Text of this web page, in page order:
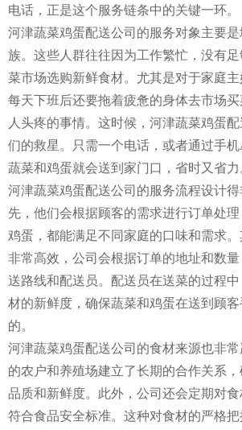
电话，正是这个服务链条中的关键一环。
河津蔬菜鸡蛋配送公司的服务对象主要
族。这些人群往往因为工作繁忙，没有
菜市场选购新鲜食材。尤其是对于家庭主
每天下班后还要拖着疲惫的身体去市场
人头疼的事情。这时候，河津蔬菜鸡蛋
们的救星。只需一个电话，或者通过手
蔬菜和鸡蛋就会送到家门口，省时又省力
河津蔬菜鸡蛋配送公司的服务流程设计
先，他们会根据顾客的需求进行订单处
鸡蛋，都能满足不同家庭的口味和需求
非常高效，公司会根据订单的地址和数
送路线和配送员。配送员在送菜的过程
材的新鲜度，确保蔬菜和鸡蛋在送到顾
的。
河津蔬菜鸡蛋配送公司的食材来源也非
的农户和养殖场建立了长期的合作关系
品质和新鲜度。此外，公司还会定期对
符合食品安全标准。这种对食材的严格